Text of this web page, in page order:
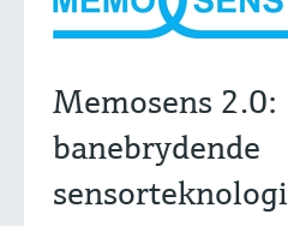
Memosens 2.0:
banebrydende
sensorteknologi